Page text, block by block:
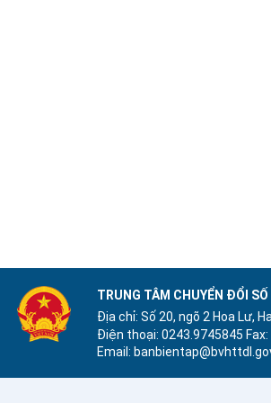
TRUNG TÂM CHUYỂN ĐỔI
Địa chỉ: Số 20, ngõ 2 Hoa Lư,
Điện thoại: 0243.9745845
Email: